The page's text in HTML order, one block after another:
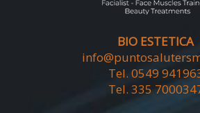
BIO ESTETICA
Tel. 0549
Tel. 335